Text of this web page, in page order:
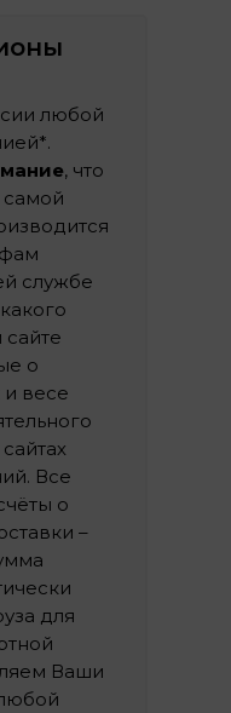
любой
, что
самой
службе
о
и весе
Все
о
–
для
Ваши